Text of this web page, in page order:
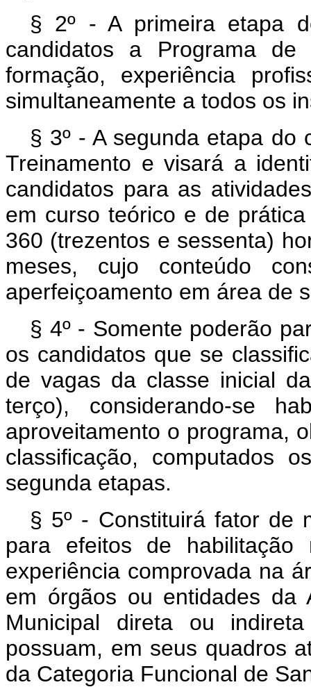
§ 2º - A primeira etapa
candidatos a Programa de
formação, experiência
simultaneamente a todos os
§ 3º - A segunda etapa do
Treinamento e visará a
candidatos para as
em curso teórico e de
360 (trezentos e sessenta)
meses, cujo conteúdo
aperfeiçoamento em área de
§ 4º - Somente poderão
os candidatos que se
de vagas da classe inicial
terço), considerando-se
aproveitamento o programa,
classificação, computados
segunda etapas.
§ 5º - Constituirá fator de
para efeitos de
experiência comprovada na
em órgãos ou entidades da
Municipal direta ou
possuam, em seus quadros
da Categoria Funcional de